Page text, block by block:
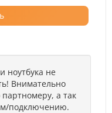
ноутбука не
Внимательно
а так
подключению.